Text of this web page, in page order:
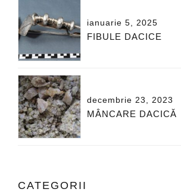
ianuarie 5, 2025
FIBULE DACICE
decembrie 23, 2023
MÂNCARE DACICĂ
CATEGORII